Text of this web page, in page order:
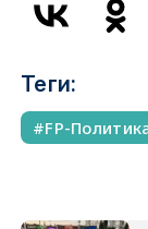
Теги:
FP-